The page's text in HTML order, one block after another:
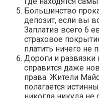
Большинство
депозит, если вы
Заплатив всего 6
страховое
платить ничего не
Дороги и развязки
справится даже
права. Жители
полагается
никогда никуда не